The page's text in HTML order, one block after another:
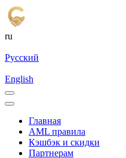
ru
Русский
English
Главная
AML правила
Кэшбэк и cкидки
Партнерам